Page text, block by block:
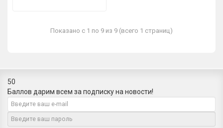
Показано с 1 по 9 из 9 (всего 1 страниц)
50
Баллов дарим всем за подписку на новости!